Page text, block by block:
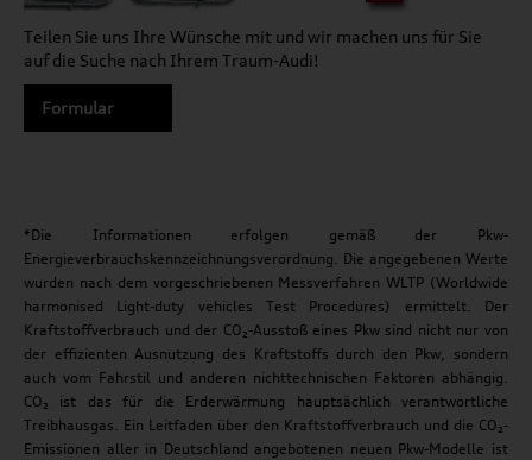
Teilen Sie uns Ihre Wünsche mit und wir machen uns für Sie
auf die Suche nach Ihrem Traum-Audi!
Formular
*Die Informationen erfolgen gemäß der Pkw-
Energieverbrauchskennzeichnungsverordnung. Die angegebenen Werte
wurden nach dem vorgeschriebenen Messverfahren WLTP (Worldwide
harmonised Light-duty vehicles Test Procedures) ermittelt. Der
Kraftstoffverbrauch und der CO₂-Ausstoß eines Pkw sind nicht nur von
der effizienten Ausnutzung des Kraftstoffs durch den Pkw, sondern
auch vom Fahrstil und anderen nichttechnischen Faktoren abhängig.
CO₂ ist das für die Erderwärmung hauptsächlich verantwortliche
Treibhausgas. Ein Leitfaden über den Kraftstoffverbrauch und die CO₂-
Emissionen aller in Deutschland angebotenen neuen Pkw-Modelle ist